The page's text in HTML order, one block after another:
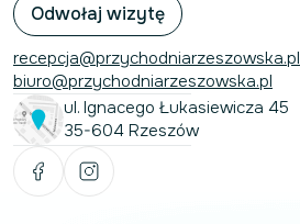
Odwołaj wizytę
recepcja@przychodniarzeszowska.pl
biuro@przychodniarzeszowska.pl
ul. Ignacego Łukasiewicza 45
35-604 Rzeszów